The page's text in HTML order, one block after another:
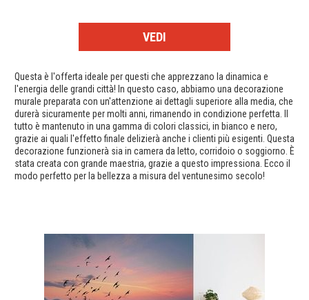
VEDI
Questa è l'offerta ideale per questi che apprezzano la dinamica e
l'energia delle grandi città! In questo caso, abbiamo una decorazione
murale preparata con un'attenzione ai dettagli superiore alla media, che
durerà sicuramente per molti anni, rimanendo in condizione perfetta. Il
tutto è mantenuto in una gamma di colori classici, in bianco e nero,
grazie ai quali l'effetto finale delizierà anche i clienti più esigenti. Questa
decorazione funzionerà sia in camera da letto, corridoio o soggiorno. È
stata creata con grande maestria, grazie a questo impressiona. Ecco il
modo perfetto per la bellezza a misura del ventunesimo secolo!